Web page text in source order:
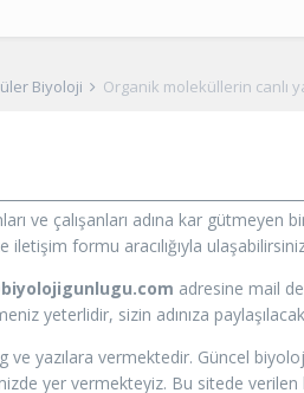
Biyoloji Organik moleküllerin canlı
ve çalışanları adına kar
formu aracılığıyla
adresine mail
yeterlidir, sizin adınıza
yazılara vermektedir. Güncel
yer vermekteyiz. Bu sitede